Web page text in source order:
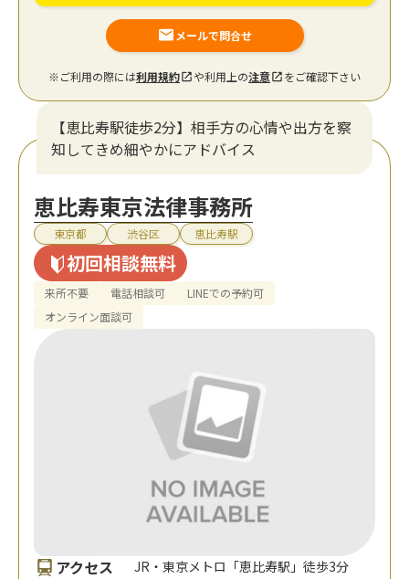
メールで問合せ
※ご利用の際には利用規約 や利用上の注意 をご確認下さい
【恵比寿駅徒歩2分】相手方の心情や出方を察
知してきめ細やかにアドバイス
恵比寿東京法律事務所
東京都 渋谷区 恵比寿駅
初回相談無料
来所不要 電話相談可
LINEでの予約可
オンライン面談可
アクセス JR・東京メトロ「恵比寿駅」徒歩3分